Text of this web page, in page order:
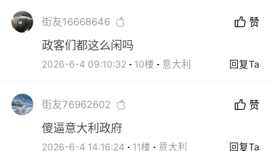
街友16668646 赞
政客们都这么闲吗
2026-6-4 09:10:32 10楼 意大利 回复Ta
街友76962602 赞
傻逼意大利政府
2026-6-4 14:16:24 11楼 意大利 回复Ta